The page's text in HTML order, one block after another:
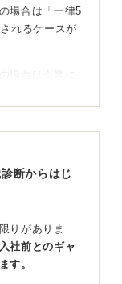
場合は「一律5
れるケースが
場合は企業に
極めるために
で明示されて
ている場合、
れを夏季・冬
。特に、この
断からはじ
りがありま
入社前とのギャ
す。